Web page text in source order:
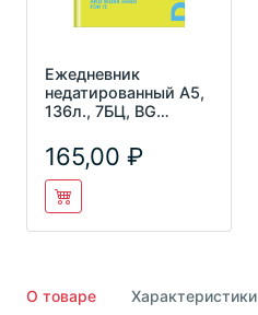
Ежедневник
недатированный А5,
136л., 7БЦ, BG
ламинаци
165,00
О товаре Характеристики